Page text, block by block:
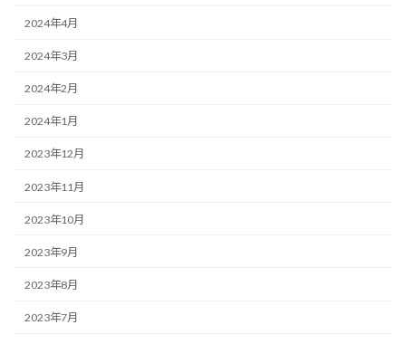
2024年4月
2024年3月
2024年2月
2024年1月
2023年12月
2023年11月
2023年10月
2023年9月
2023年8月
2023年7月